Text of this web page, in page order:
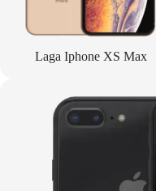
Laga Iphone XS Max